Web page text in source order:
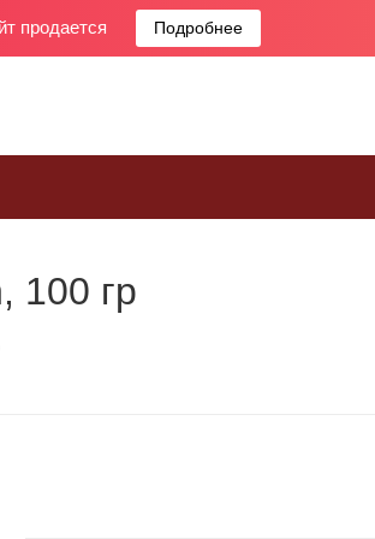
продается Подробнее
100 гр